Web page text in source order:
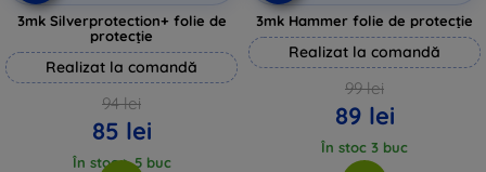
3mk Silverprotection+ folie de
protecție
Realizat la comandă
94 lei
85 lei
În stoc > 5 buc
3mk Hammer folie de protecție
Realizat la comandă
99 lei
89 lei
În stoc 3 buc